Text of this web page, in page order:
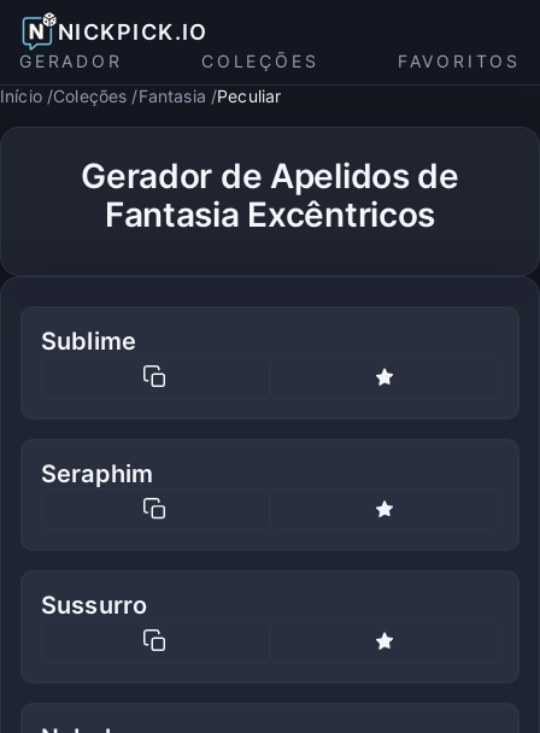
NICKPICK.IO
GERADOR COLEÇÕES
FAVORITOS
Início Coleções Fantasia Peculiar
Gerador de Apelidos de
Fantasia Excêntricos
Sublime
Seraphim
Sussurro